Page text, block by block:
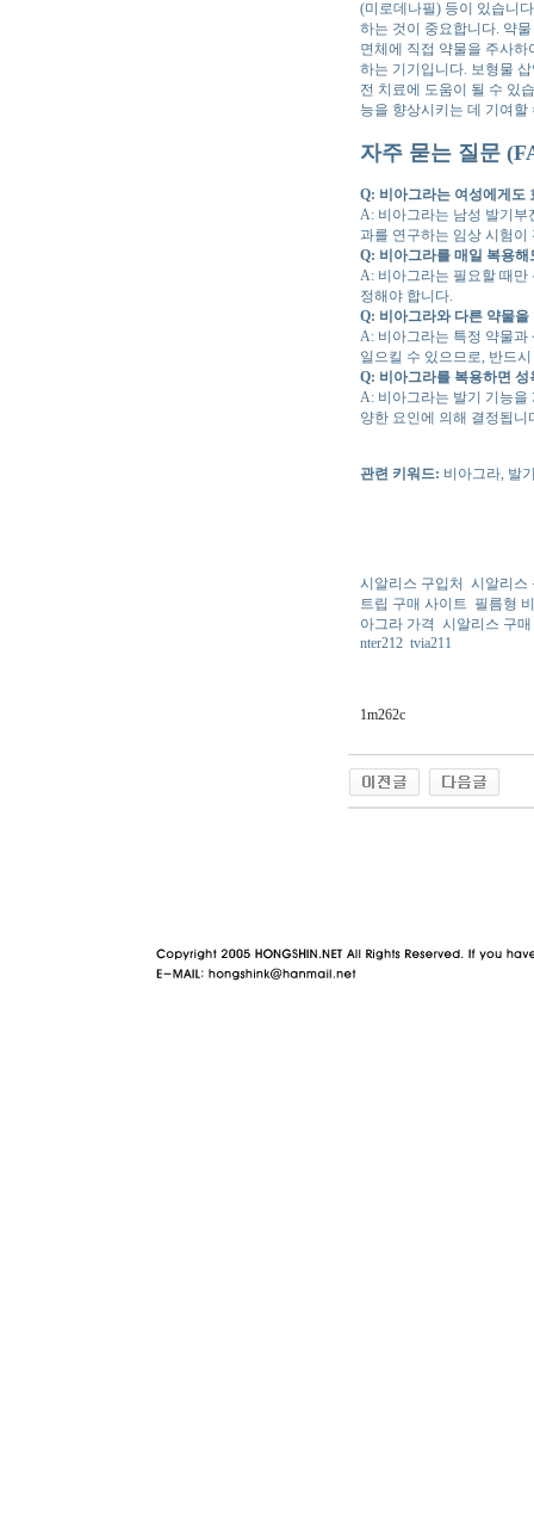
(미로데나필) 등이 있습니
하는 것이 중요합니다. 약
면체에 직접 약물을 주사
하는 기기입니다. 보형물
전 치료에 도움이 될 수 있
능을 향상시키는 데 기여할
자주 묻는 질문
Q: 비아그라는 여성에게도
A: 비아그라는 남성 발기부
과를 연구하는 임상 시험
Q: 비아그라를 매일 복용해
A: 비아그라는 필요할 때만
정해야 합니다.
Q: 비아그라와 다른 약물
A: 비아그라는 특정 약물과
일으킬 수 있으므로, 반드
Q: 비아그라를 복용하면 성
A: 비아그라는 발기 기능을
양한 요인에 의해 결정됩니
관련 키워드: 비아그라, 발
시알리스 구입처
시알리스
트립 구매 사이트 필름형
아그라 가격 시알리스 구
nter212 tvia211
1m262c